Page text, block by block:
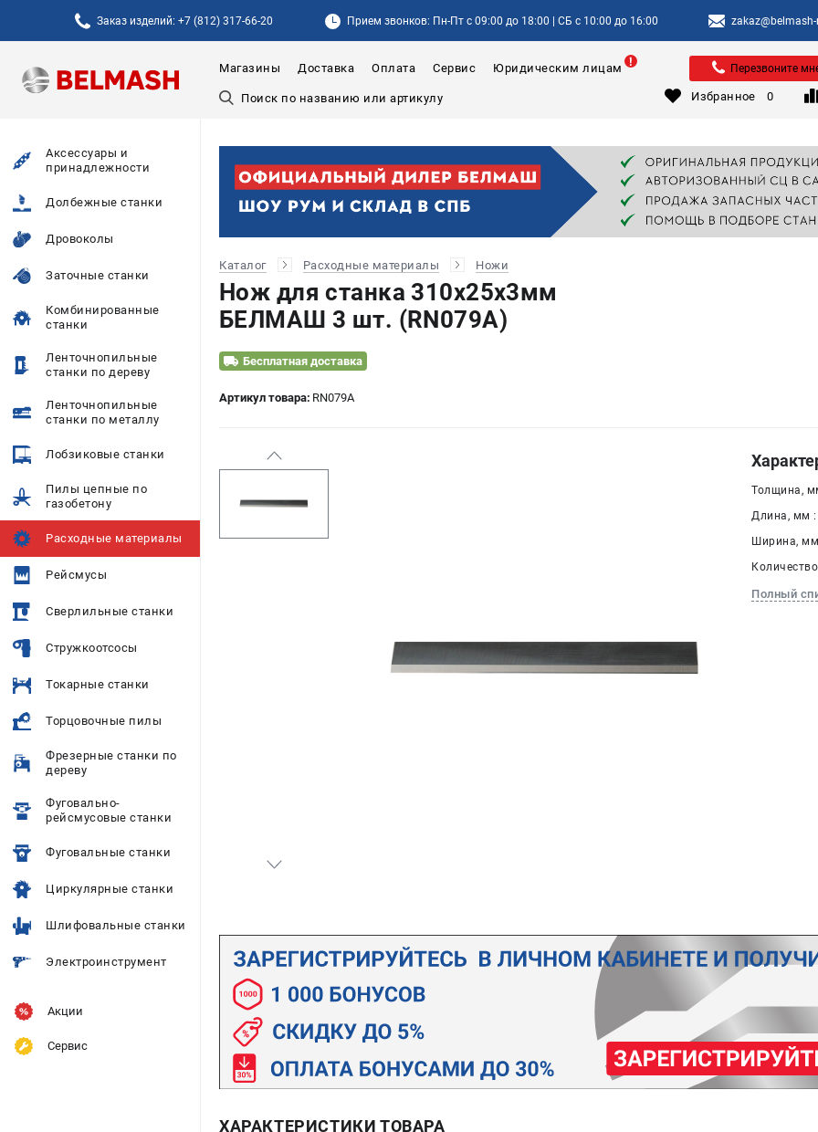
Заказ изделий: +7 (812) 317-66-20 Прием звонков: Пн-Пт с 09:00 до 18:00 | СБ с 10:00 до 16:00
Магазины Доставка Оплата Сервис Юридическим лицам Перезвоните
Избранное 0
Аксессуары и
принадлежности
Долбежные станки
Дровоколы
Заточные станки
Комбинированные
станки
Ленточнопильные
станки по дереву
Ленточнопильные
станки по металлу
Лобзиковые станки
Пилы цепные по
газобетону
Расходные материалы
Рейсмусы
Сверлильные станки
Стружкоотсосы
Токарные станки
Торцовочные пилы
Фрезерные станки по
дереву
Фуговально-
рейсмусовые станки
Фуговальные станки
Циркулярные станки
Шлифовальные станки
Электроинструмент
Акции
Сервис
Каталог Расходные материалы Ножи
Нож для станка 310х25х3мм
БЕЛМАШ 3 шт. (RN079A)
Бесплатная доставка
Артикул товара: RN079A
Толщина,
Длина, мм :
Ширина,
Полный
ХАРАКТЕРИСТИКИ ТОВАРА